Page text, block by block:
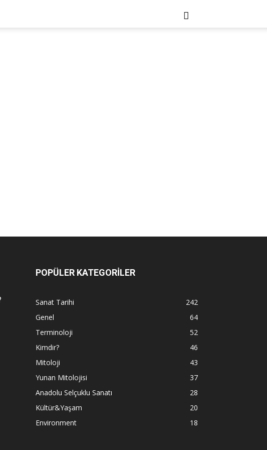
POPÜLER KATEGORİLER
Sanat Tarihi
242
Genel
64
Terminoloji
52
Kimdir?
46
Mitoloji
43
Yunan Mitolojisi
37
Anadolu Selçuklu Sanatı
28
Kültür&Yaşam
20
Environment
18